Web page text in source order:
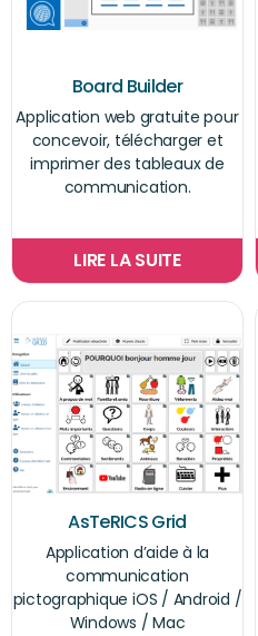
Board Builder
Application web gratuite pour
concevoir, télécharger et
imprimer des tableaux de
communication.
LIRE LA SUITE
AsTeRICS Grid
Application d’aide à la
communication
pictographique iOS / Android /
Windows / Mac